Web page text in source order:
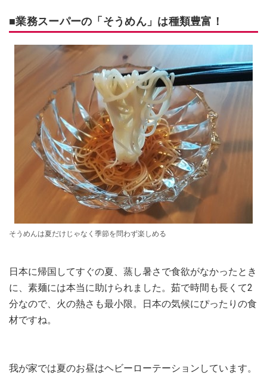
■業務スーパーの「そうめん」は種類豊富！
そうめんは夏だけじゃなく季節を問わず楽しめる
日本に帰国してすぐの夏、蒸し暑さで食欲がなかったとき
に、素麺には本当に助けられました。茹で時間も長くて2
分なので、火の熱さも最小限。日本の気候にぴったりの食
材ですね。
我が家では夏のお昼はヘビーローテーションしています。